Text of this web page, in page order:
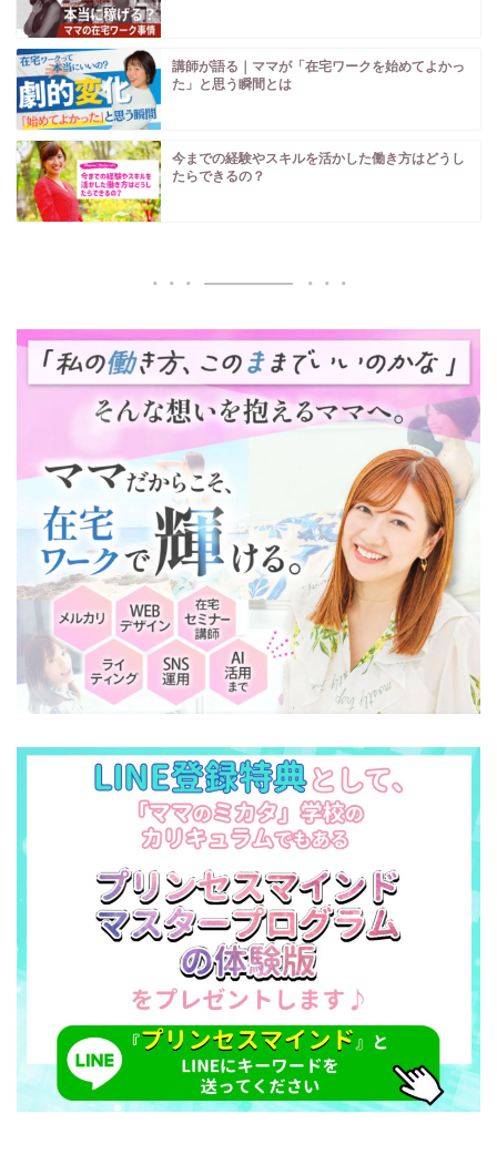
講師が語る｜ママが「在宅ワークを始めてよかっ
た」と思う瞬間とは
今までの経験やスキルを活かした働き方はどうし
たらできるの？